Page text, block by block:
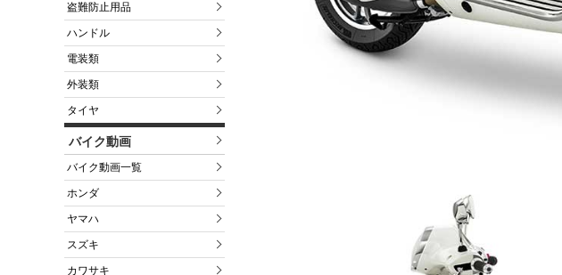
盗難防止用品
ハンドル
電装類
外装類
タイヤ
バイク動画
バイク動画一覧
ホンダ
ヤマハ
スズキ
カワサキ